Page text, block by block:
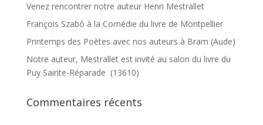
Venez rencontrer notre auteur Henri Mestrallet
François Szabó à la Comédie du livre de Montpellier
Printemps des Poètes avec nos auteurs à Bram (Aude)
Notre auteur, Mestrallet est invité au salon du livre du
Puy Sainte-Réparade (13610)
Commentaires récents